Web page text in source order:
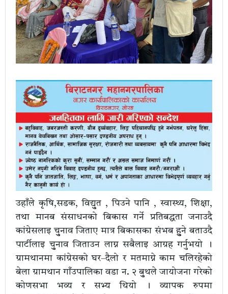
उहाँले कृषि,सडक, विद्युुत , पिउने पानि , स्वास्थ्य, शिक्षा,
तथा मानब संसाधनको बिकास गर्ने प्रतिबद्धता जनाउदै
कांग्रेसलाइ चुुनाव जिताए मात्र बिकासका संभब हुुने बताउदै
पार्टीलाइ चुुनाव जिताउन लाग्न सबैलाइ आग्रह गर्नुभयो ।
ग्रामथानमा कांग्रेसको घर–दैलो र मतमाग्ने काम चलिरहेको
बेला ग्रामथान गाँउपालिका वडा न. २ बुुथले जायोजना गरेको
कोणसभा भव्य र सभ्य थियो । व्यापक रुपमा